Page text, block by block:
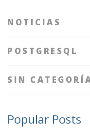
NOTICIAS
POSTGRESQL
SIN
Popular Posts